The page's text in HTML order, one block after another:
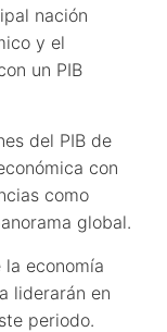
nación
y el
un PIB
del PIB de
con
como
global.
la economía
liderarán en
periodo.